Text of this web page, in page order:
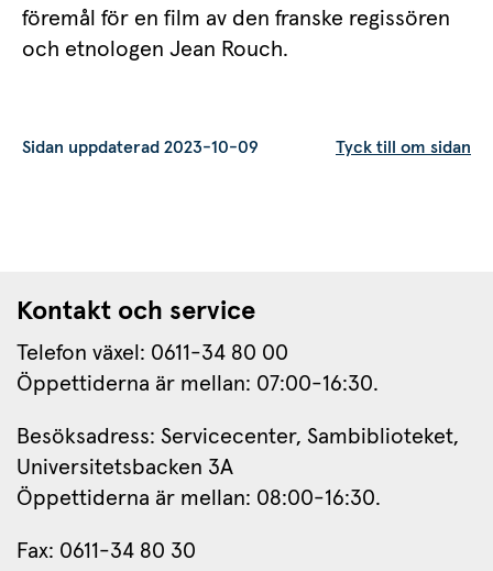
föremål för en film av den franske regissören
och etnologen Jean Rouch.
Sidan uppdaterad 2023-10-09 Tyck till om sidan
Kontakt och service
Telefon växel: 0611-34 80 00
Öppettiderna är mellan: 07:00-16:30.
Besöksadress: Servicecenter, Sambiblioteket,
Universitetsbacken 3A
Öppettiderna är mellan: 08:00-16:30.
Fax: 0611-34 80 30